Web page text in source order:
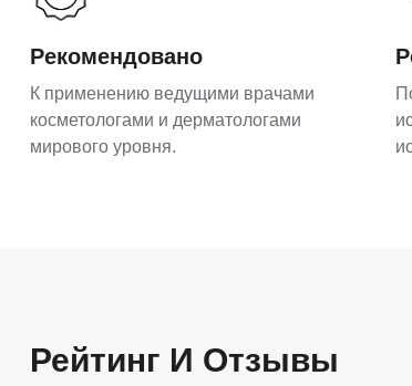
Рекомендовано
К применению ведущими врачами
косметологами и дерматологами
мирового уровня.
Рейтинг И Отзывы